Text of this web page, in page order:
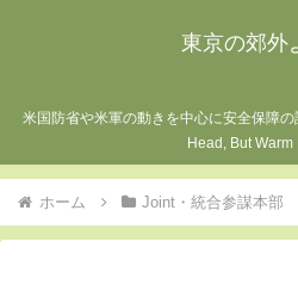
東京の郊外
米国防省や米軍の動きを中心に安全保障
Head, But Warm
ホーム Joint・統合参謀本部